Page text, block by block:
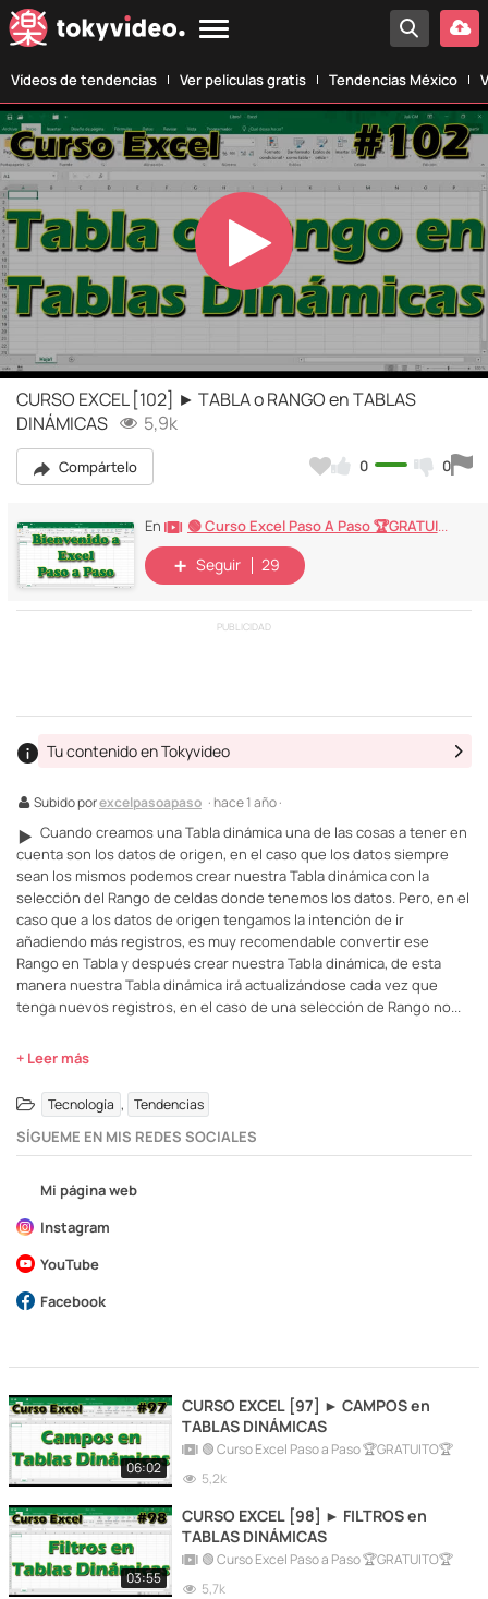
Vídeos de tendencias Ver películas gratis Tendencias México
Play
Video
CURSO EXCEL [102] ► TABLA o RANGO en TABLAS
DINÁMICAS
5,9k
Compártelo 0 0
En 🟢 Curso Excel Paso A Paso 🏆GRATUITO🏆
Seguir 29
PUBLICIDAD
Subido porexcelpasoapaso · hace 1 año ·
Tu contenido en Tokyvideo
▶️ Cuando creamos una Tabla dinámica una de las cosas a tener en
cuenta son los datos de origen, en el caso que los datos siempre
sean los mismos podemos crear nuestra Tabla dinámica con la
selección del Rango de celdas donde tenemos los datos. Pero, en el
caso que a los datos de origen tengamos la intención de ir
añadiendo más registros, es muy recomendable convertir ese
Rango en Tabla y después crear nuestra Tabla dinámica, de esta
manera nuestra Tabla dinámica irá actualizándose cada vez que
tenga nuevos registros, en el caso de una selección de Rango no...
+ Leer más
Tecnología , Tendencias
SÍGUEME EN MIS REDES SOCIALES
Mi página web
Instagram
YouTube
Facebook
06:02
CURSO EXCEL [97] ► CAMPOS en
TABLAS DINÁMICAS
🟢 Curso Excel Paso a Paso 🏆GRATUITO🏆
5,2k
03:55
CURSO EXCEL [98] ► FILTROS en
TABLAS DINÁMICAS
🟢 Curso Excel Paso a Paso 🏆GRATUITO🏆
5,7k